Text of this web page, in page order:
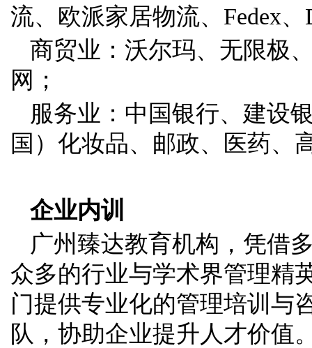
流、欧派家居物流、Fedex
商贸业：沃尔玛、无限极
网；
服务业：中国银行、建设
国）化妆品、邮政、医药、
企业内训
广州臻达教育机构，凭借
众多的行业与学术界管理精
门提供专业化的管理培训与
队，协助企业提升人才价值